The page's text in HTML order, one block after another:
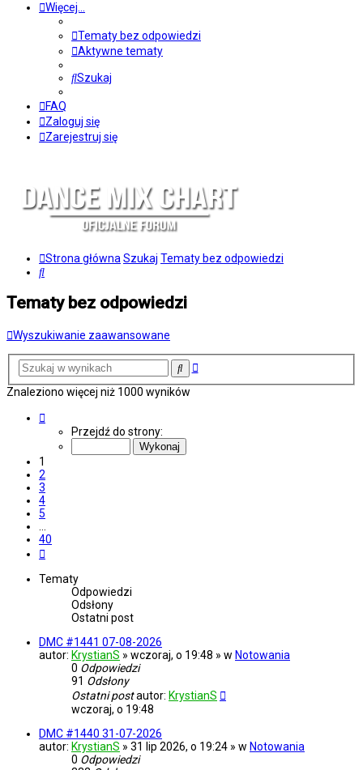
Więcej…
Tematy bez odpowiedzi
Aktywne tematy
Szukaj
FAQ
Zaloguj się
Zarejestruj się
Strona główna Szukaj Tematy bez odpowiedzi
Szukaj
Tematy bez odpowiedzi
Wyszukiwanie zaawansowane
SzukajWyszukiwanie
Znaleziono więcej niż 1000 wyników
Przejdź do strony:
1
2
3
4
5
…
40
Tematy
Odpowiedzi
Odsłony
Ostatni post
DMC #1441 07-08-2026
autor: KrystianS » wczoraj, o 19:48 » w Notowania
0 Odpowiedzi
91 Odsłony
Ostatni postautor: KrystianS
wczoraj, o 19:48
DMC #1440 31-07-2026
autor: KrystianS » 31 lip 2026, o 19:24 » w Notowania
0 Odpowiedzi